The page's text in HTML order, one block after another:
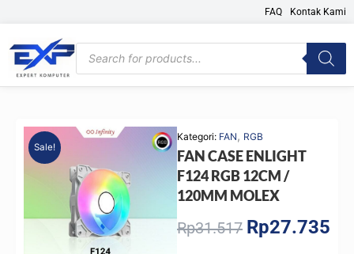
content
FAQ Kontak Kami
Products
search
Sale!
Kategori: FAN, RGB
FAN CASE ENLIGHT
F124 RGB 12CM /
120MM MOLEX
Rp31.517 Original
Rp27.735